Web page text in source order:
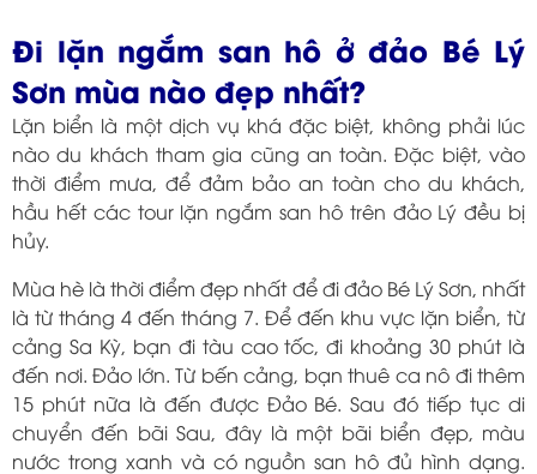
Đi lặn ngắm san hô ở đảo Bé Lý
Sơn mùa nào đẹp nhất?
Lặn biển là một dịch vụ khá đặc biệt, không phải lúc
nào du khách tham gia cũng an toàn. Đặc biệt, vào
thời điểm mưa, để đảm bảo an toàn cho du khách,
hầu hết các tour lặn ngắm san hô trên đảo Lý đều bị
hủy.
Mùa hè là thời điểm đẹp nhất để đi đảo Bé Lý Sơn, nhất
là từ tháng 4 đến tháng 7. Để đến khu vực lặn biển, từ
cảng Sa Kỳ, bạn đi tàu cao tốc, đi khoảng 30 phút là
đến nơi. Đảo lớn. Từ bến cảng, bạn thuê ca nô đi thêm
15 phút nữa là đến được Đảo Bé. Sau đó tiếp tục di
chuyển đến bãi Sau, đây là một bãi biển đẹp, màu
nước trong xanh và có nguồn san hô đủ hình dạng.